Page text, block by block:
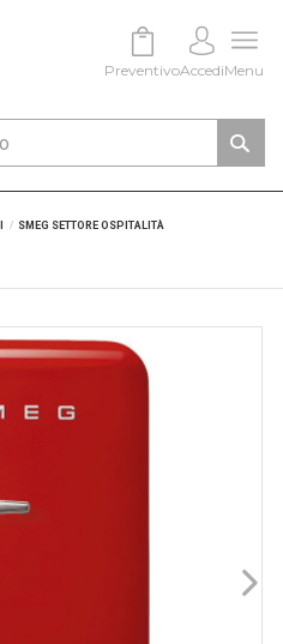
PreventivoAccediMenu
SMEG SETTORE OSPITALITÀ